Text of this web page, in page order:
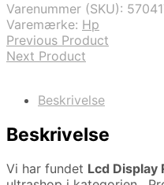
Varenummer (SKU):
Varemærke: Hp
Previous Product
Next Product
Beskrivelse
Beskrivelse
Vi har fundet Lcd Display